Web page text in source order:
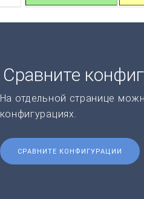
Сравните
На отдельной странице
конфигурациях.
СРАВНИТЕ КОНФИГУРАЦИИ